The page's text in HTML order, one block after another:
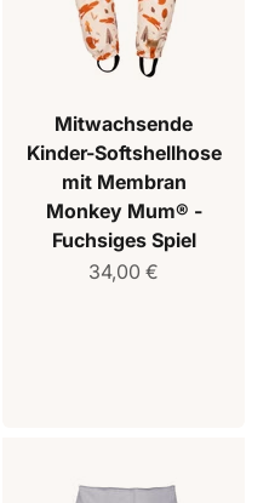
Mitwachsende
Kinder-Softshellhose
mit Membran
Monkey Mum® -
Fuchsiges Spiel
Verkaufspreis
34,00 €